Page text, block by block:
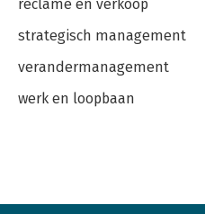
reclame en verkoop
strategisch management
verandermanagement
werk en loopbaan